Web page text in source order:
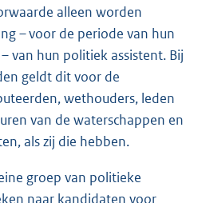
alleen worden
– voor de periode van hun
van hun politiek assistent. Bij
geldt dit voor de
wethouders, leden
van de waterschappen en
als zij die hebben.
groep van politieke
naar kandidaten voor